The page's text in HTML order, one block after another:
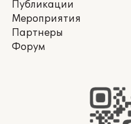
Публикации
Мероприятия
Партнеры
Форум